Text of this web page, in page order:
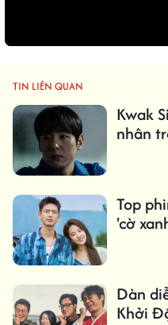
TIN LIÊN QUAN
Kwak
nhân
Top
'cờ
Dàn
Khởi